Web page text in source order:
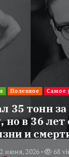
Полезное Самое
35 тонн за
но в 36 лет
и
июня, 2026 68